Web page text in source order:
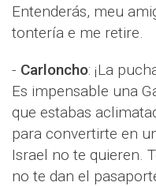
Entenderás, meu
tontería e me retire.
- Carloncho: ¡La
Es impensable una
que estabas
para convertirte en
Israel no te quieren.
no te dan el